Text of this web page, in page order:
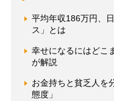
平均年収186万円、
ス」とは
幸せになるにはどこ
が解説
お金持ちと貧乏人を
態度」